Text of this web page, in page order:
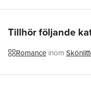
ISBN
Tillhör följande
Romance inom